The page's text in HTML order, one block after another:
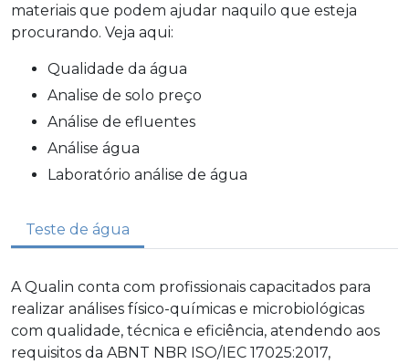
materiais que podem ajudar naquilo que esteja
procurando. Veja aqui:
qualidade da água
analise de solo preço
análise de efluentes
análise água
laboratório análise de água
Teste de água
A Qualin conta com profissionais capacitados para
realizar análises físico-químicas e microbiológicas
com qualidade, técnica e eficiência, atendendo aos
requisitos da ABNT NBR ISO/IEC 17025:2017,